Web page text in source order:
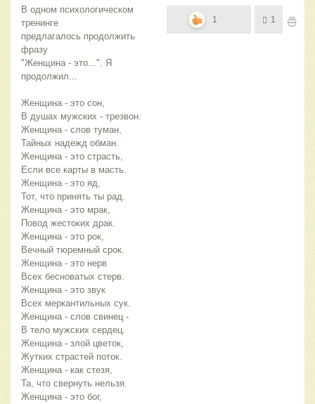
В одном психологическом
тренинге
предлагалось продолжить
фразу
"Женщина - это...". Я
продолжил...
Женщина - это сон,
В душах мужских - трезвон.
Женщина - слов туман,
Тайных надежд обман.
Женщина - это страсть,
Если все карты в масть.
Женщина - это яд,
Тот, что принять ты рад.
Женщина - это мрак,
Повод жестоких драк.
Женщина - это рок,
Вечный тюремный срок.
Женщина - это нерв
Всех бесноватых стерв.
Женщина - это звук
Всех меркантильных сук.
Женщина - слов свинец -
В тело мужских сердец.
Женщина - злой цветок,
Жутких страстей поток.
Женщина - как стезя,
Та, что свернуть нельзя.
Женщина - это бог,
1 1